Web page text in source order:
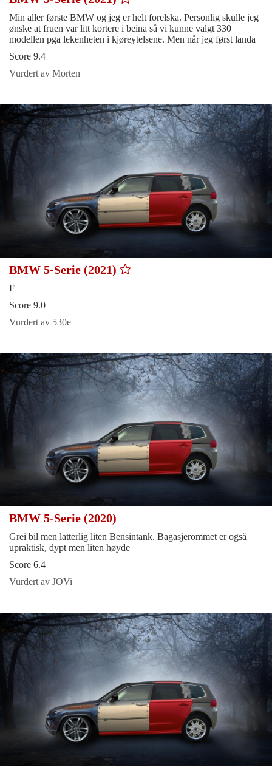
Min aller første BMW og jeg er helt forelska. Personlig skulle jeg
ønske at fruen var litt kortere i beina så vi kunne valgt 330
modellen pga lekenheten i kjøreytelsene. Men når jeg først landa
Score 9.4
Vurdert av Morten
BMW 5-Serie (2021)
F
Score 9.0
Vurdert av 530e
BMW 5-Serie (2020)
Grei bil men latterlig liten Bensintank. Bagasjerommet er også
upraktisk, dypt men liten høyde
Score 6.4
Vurdert av JOVi